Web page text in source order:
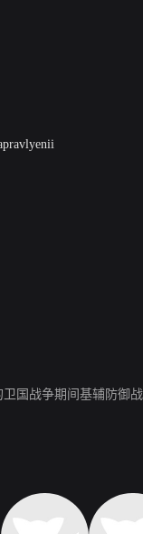
国战争期间基辅防御